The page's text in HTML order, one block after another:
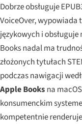
Dobrze obsługuje
VoiceOver, wypowiada
językowych i
Books nadal ma
złożonych tytułach
podczas nawigacji
Apple Books na
konsumenckim
kompetentnie